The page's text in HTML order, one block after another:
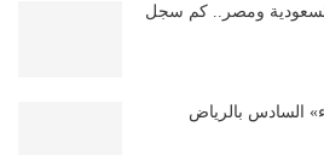
ومصر.. كم سجل
السادس بالرياض